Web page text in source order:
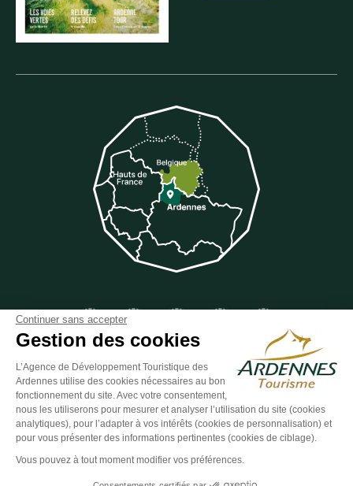
Suivez-nous sur Facebook
ESPACE GROUPES ESPACE PRESSE ESPACE PRO
Plan du site-Politique de confidentialité -Mentions légales -
Éditer mes cookies -Made with byIRIS Interactive
conditions d'utilisation de Google s'appliquent.
Continuer sans accepter
Gestion des cookies
L’Agence de Développement Touristique des
Ardennes utilise des cookies nécessaires au bon
fonctionnement du site. Avec votre consentement,
nous les utiliserons pour mesurer et analyser l’utilisation du site (cookies
analytiques), pour l’adapter à vos intérêts (cookies de personnalisation) et
pour vous présenter des informations pertinentes (cookies de ciblage).
Vous pouvez à tout moment modifier vos préférences.